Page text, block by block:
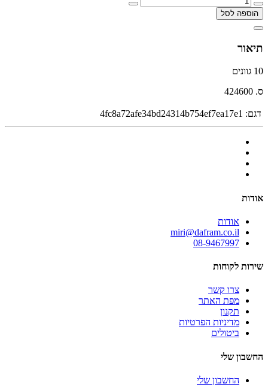
הוספה לסל
תיאור
10 גוונים
ס. 424600
דגם: 4fc8a72afe34bd24314b754ef7ea17e1
אודות
אודות
miri@dafram.co.il
08-9467997
שירות לקוחות
צרו קשר
מפת האתר
תקנון
מדיניות הפרטיות
ביטולים
החשבון שלי
החשבון שלי